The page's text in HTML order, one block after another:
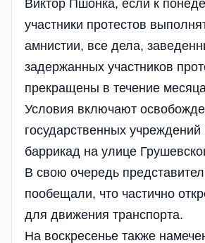
Виктор Пшонка, если к
участники протестов
амнистии, все дела,
задержанных участников
прекращены в течение
Условия включают
государственных учреждений
баррикад на улице
В свою очередь
пообещали, что частично
для движения транспорта.
На воскресенье также